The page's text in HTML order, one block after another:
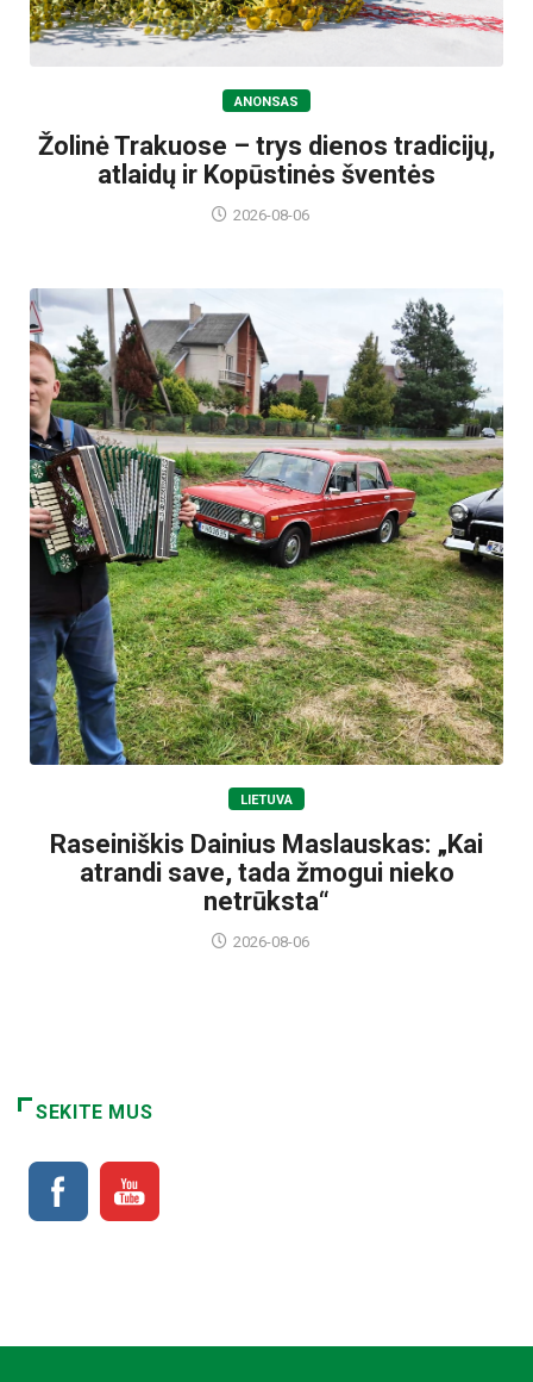
ANONSAS
Žolinė Trakuose – trys dienos tradicijų,
atlaidų ir Kopūstinės šventės
2026-08-06
LIETUVA
Raseiniškis Dainius Maslauskas: „Kai
atrandi save, tada žmogui nieko
netrūksta“
2026-08-06
SEKITE MUS